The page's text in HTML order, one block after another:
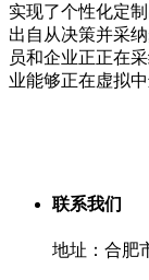
实现了个性化定
出自从决策并采
员和企业正正在
业能够正在虚拟
联系我们
地址：合肥